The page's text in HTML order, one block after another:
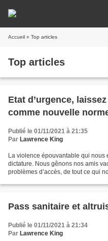
Accueil » Top articles
Top articles
Etat d’urgence,
comme nouvelle
Publié le 01/11/2021 à 21:35
Par Lawrence King
La violence épouvantable qui nous
dictature. Nous gênons nos amis
problèmes d’accès, de tout ce qui
Pass sanitaire et
Publié le 01/11/2021 à 21:34
Par Lawrence King